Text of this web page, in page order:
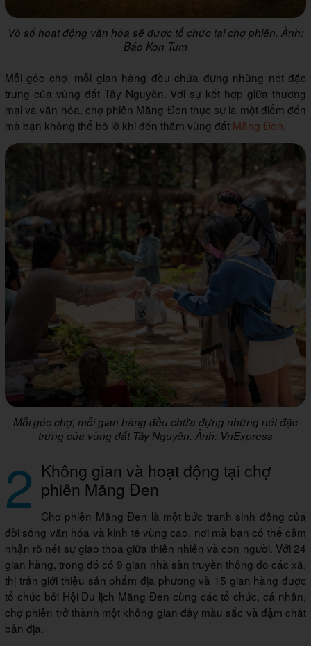
Vô số hoạt động văn hóa sẽ được tổ chức tại chợ phiên. Ảnh:
Báo Kon Tum
Mỗi góc chợ, mỗi gian hàng đều chứa đựng những nét đặc
trưng của vùng đất Tây Nguyên. Với sự kết hợp giữa thương
mại và văn hóa, chợ phiên Măng Đen thực sự là một điểm đến
mà bạn không thể bỏ lỡ khi đến thăm vùng đất Măng Đen.
Mỗi góc chợ, mỗi gian hàng đều chứa đựng những nét đặc
trưng của vùng đất Tây Nguyên. Ảnh: VnExpress
2 Không gian và hoạt động tại chợ
phiên Măng Đen
Chợ phiên Măng Đen là một bức tranh sinh động của
đời sống văn hóa và kinh tế vùng cao, nơi mà bạn có thể cảm
nhận rõ nét sự giao thoa giữa thiên nhiên và con người. Với 24
gian hàng, trong đó có 9 gian nhà sàn truyền thống do các xã,
thị trấn giới thiệu sản phẩm địa phương và 15 gian hàng được
tổ chức bởi Hội Du lịch Măng Đen cùng các tổ chức, cá nhân,
chợ phiên trở thành một không gian đầy màu sắc và đậm chất
bản địa.